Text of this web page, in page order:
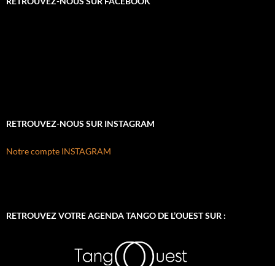
RETROUVEZ-NOUS SUR INSTAGRAM
Notre compte INSTAGRAM
RETROUVEZ VOTRE AGENDA TANGO DE L’OUEST SUR :